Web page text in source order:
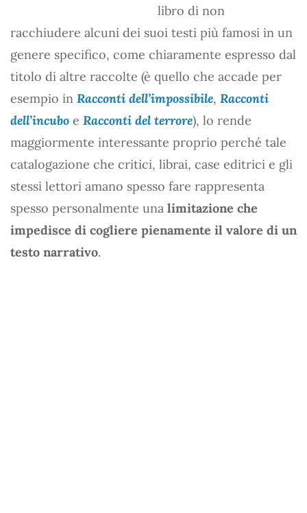
libro di non
racchiudere alcuni dei suoi testi più famosi in un
genere specifico, come chiaramente espresso dal
titolo di altre raccolte (è quello che accade per
esempio in Racconti dell’impossibile, Racconti
dell’incubo e Racconti del terrore), lo rende
maggiormente interessante proprio perché tale
catalogazione che critici, librai, case editrici e gli
stessi lettori amano spesso fare rappresenta
spesso personalmente una limitazione che
impedisce di cogliere pienamente il valore di un
testo narrativo.